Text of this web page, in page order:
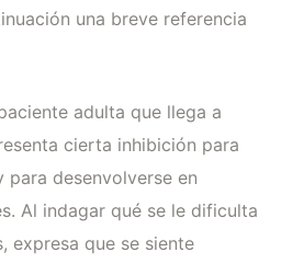
una breve referencia
adulta que llega a
cierta inhibición para
para desenvolverse en
Al indagar qué se le dificulta
expresa que se siente